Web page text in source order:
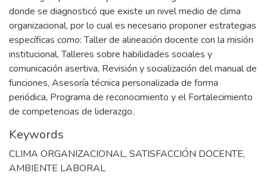
donde se diagnosticó que existe un nivel medio de clima
organizacional, por lo cual es necesario proponer estrategias
específicas como: Taller de alineación docente con la misión
institucional, Talleres sobre habilidades sociales y
comunicación asertiva, Revisión y socialización del manual de
funciones, Asesoría técnica personalizada de forma
periódica, Programa de reconocimiento y el Fortalecimiento
de competencias de liderazgo.
Keywords
CLIMA ORGANIZACIONAL, SATISFACCIÓN DOCENTE,
AMBIENTE LABORAL